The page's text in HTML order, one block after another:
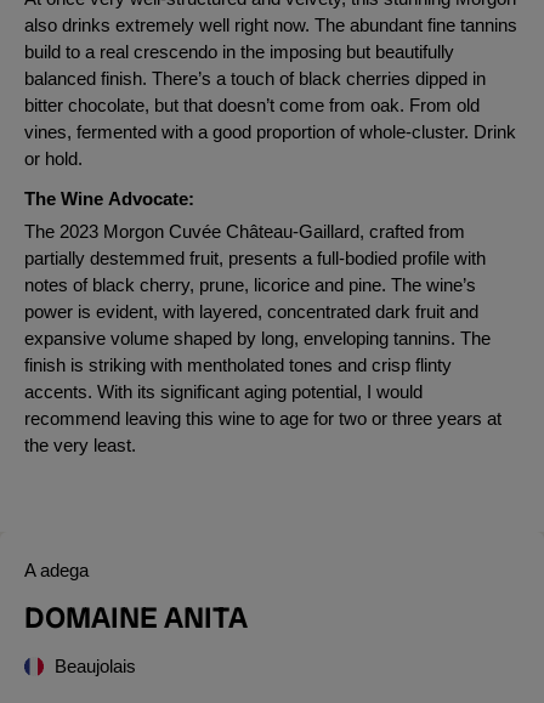
also drinks extremely well right now. The abundant fine tannins
build to a real crescendo in the imposing but beautifully
balanced finish. There’s a touch of black cherries dipped in
bitter chocolate, but that doesn’t come from oak. From old
vines, fermented with a good proportion of whole-cluster. Drink
or hold.
The Wine Advocate:
The 2023 Morgon Cuvée Château-Gaillard, crafted from
partially destemmed fruit, presents a full-bodied profile with
notes of black cherry, prune, licorice and pine. The wine’s
power is evident, with layered, concentrated dark fruit and
expansive volume shaped by long, enveloping tannins. The
finish is striking with mentholated tones and crisp flinty
accents. With its significant aging potential, I would
recommend leaving this wine to age for two or three years at
the very least.
A adega
DOMAINE ANITA
Beaujolais